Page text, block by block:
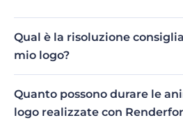
Qual è la risoluzione
mio logo?
Per ottenere l'aspetto migliore
consigliamo di utilizzare un file
1000x1000. Nel caso in cui le
logo differiscano, puoi utilizzare
Quanto possono durare le
logo realizzate con